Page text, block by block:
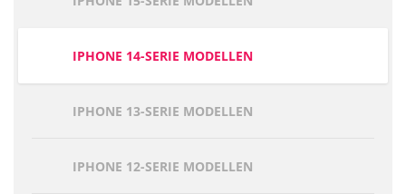
IPHONE 14-SERIE MODELLEN
IPHONE 13-SERIE MODELLEN
IPHONE 12-SERIE MODELLEN